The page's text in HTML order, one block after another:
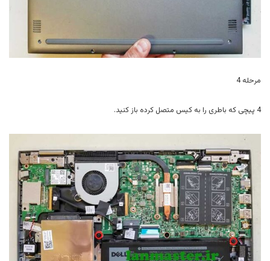
مرحله 4
4 پیچی که باطری را به کیس متصل کرده باز کنید.